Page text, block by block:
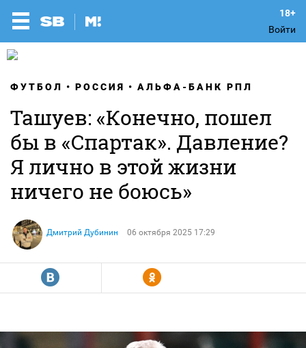
Войти
ФУТБОЛ РОССИЯ АЛЬФА-БАНК РПЛ
Ташуев: «Конечно, пошел
бы в «Спартак». Давление?
Я лично в этой жизни
ничего не боюсь»
Дмитрий Дубинин 06 октября 2025 17:29
R Y